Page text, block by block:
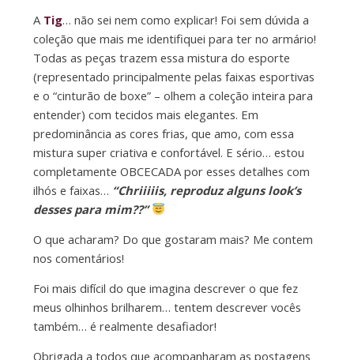
A Tig… não sei nem como explicar! Foi sem dúvida a
coleção que mais me identifiquei para ter no armário!
Todas as peças trazem essa mistura do esporte
(representado principalmente pelas faixas esportivas
e o “cinturão de boxe” – olhem a coleção inteira para
entender) com tecidos mais elegantes. Em
predominância as cores frias, que amo, com essa
mistura super criativa e confortável. E sério… estou
completamente OBCECADA por esses detalhes com
ilhós e faixas… “Chriiiiis, reproduz alguns look’s
desses para mim??”
O que acharam? Do que gostaram mais? Me contem
nos comentários!
Foi mais difícil do que imagina descrever o que fez
meus olhinhos brilharem… tentem descrever vocês
também… é realmente desafiador!
Obrigada a todos que acompanharam as postagens